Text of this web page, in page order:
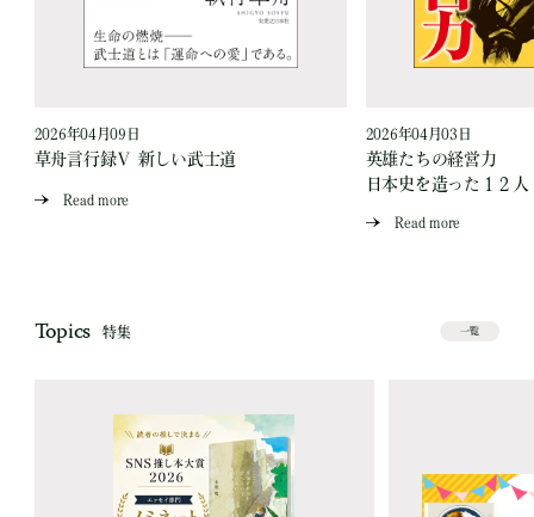
2026年04月09日
草舟言行録Ⅴ 新しい武士道
Read more
2026年04月03日
英雄たちの経営力
日本史を造った１２人
Read more
Topics 特集 一覧